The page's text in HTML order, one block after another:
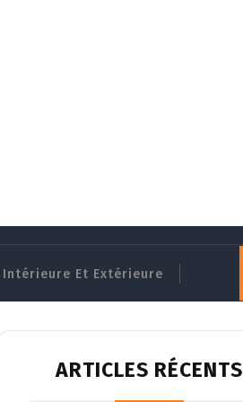
Intérieure Et Extérieure
ARTICLES RÉCENTS